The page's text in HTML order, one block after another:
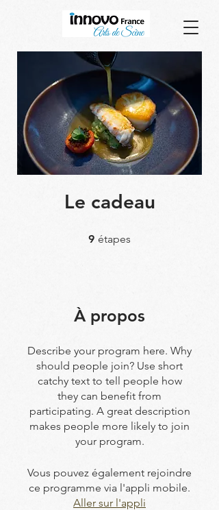
Le cadeau
9 étapes
À propos
Describe your program here. Why
should people join? Use short
catchy text to tell people how
they can benefit from
participating. A great description
makes people more likely to join
your program.
Vous pouvez également rejoindre
ce programme via l'appli mobile.
Aller sur l'appli